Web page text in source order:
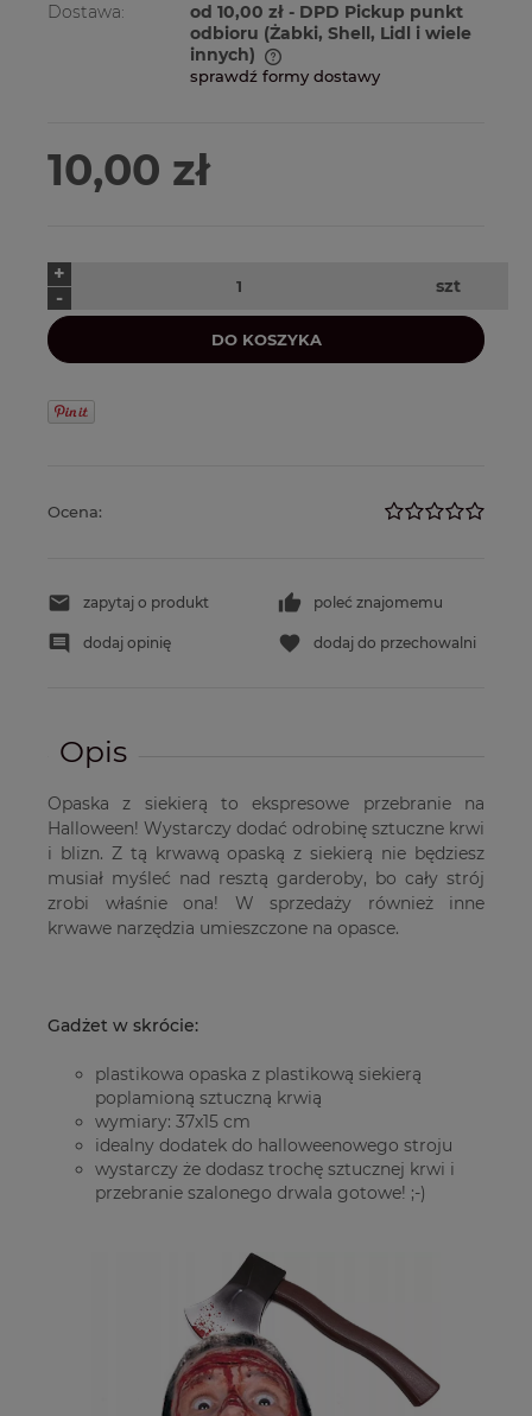
Dostawa:
od 10,00 zł - DPD Pickup punkt
odbioru (Żabki, Shell, Lidl i wiele
innych)
Cena nie zawiera ewentualnych kosztów
sprawdź formy dostawy
10,00 zł
-
+
szt
DO KOSZYKA
Ocena:
zapytaj o produkt poleć znajomemu
dodaj opinię dodaj do przechowalni
Opis
Opaska z siekierą to ekspresowe przebranie na
Halloween! Wystarczy dodać odrobinę sztuczne krwi
i blizn. Z tą krwawą opaską z siekierą nie będziesz
musiał myśleć nad resztą garderoby, bo cały strój
zrobi właśnie ona! W sprzedaży również inne
krwawe narzędzia umieszczone na opasce.
Gadżet w skrócie:
plastikowa opaska z plastikową siekierą
poplamioną sztuczną krwią
wymiary: 37x15 cm
idealny dodatek do halloweenowego stroju
wystarczy że dodasz trochę sztucznej krwi i
przebranie szalonego drwala gotowe! ;-)